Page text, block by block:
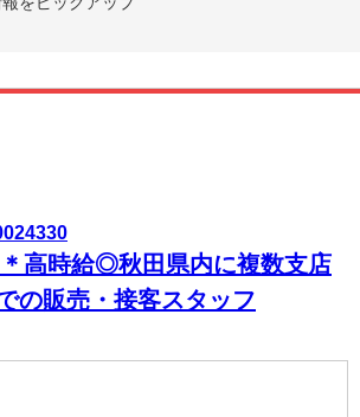
＊高時給◎秋田県内に複数支店
の販売・接客スタッフ